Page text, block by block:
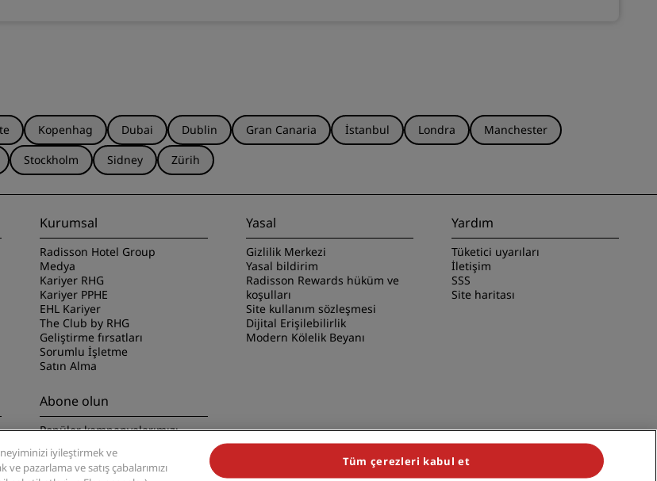
Kopenhag Dubai Dublin Gran Canaria İstanbul Londra
Manchester
Stockholm Sidney Zürih
Kurumsal
Radisson Hotel Group
Medya
Kariyer RHG
Kariyer PPHE
EHL Kariyer
The Club by RHG
Geliştirme fırsatları
Sorumlu İşletme
Satın Alma
Yasal
Gizlilik Merkezi
Yasal bildirim
Radisson Rewards hüküm ve
koşulları
Site kullanım sözleşmesi
Dijital Erişilebilirlik
Modern Kölelik Beyanı
Yardım
Tüketici uyarıları
İletişim
SSS
Site haritası
Abone olun
Popüler kampanyalarımızı
iyileştirmek ve
pazarlama ve satış çabalarımızı
Tüm çerezleri kabul et